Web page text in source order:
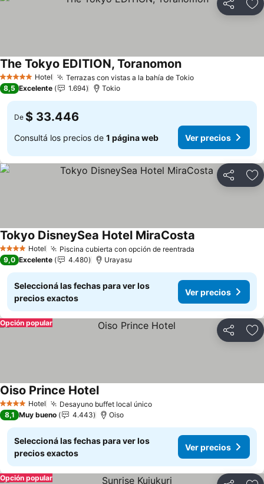
Compartir
5 Estrellas Hotel Terrazas con vistas a la bahía de Tokio
The Tokyo EDITION, Toranomon
8,5 Excelente 1.694 Tokio
De $ 33.446
Consultá los precios de 1 página web Ver precios
Compartir
4 EstrellasHotel Piscina cubierta con opción de reentrada
Tokyo DisneySea Hotel MiraCosta
9,0 Excelente 4.480 Urayasu
Seleccioná las fechas para ver los
precios exactos
Ver precios
Compartir
Opción popular
4 EstrellasHotel Desayuno buffet local único
Oiso Prince Hotel
8,1 Muy bueno 4.443 Oiso
Seleccioná las fechas para ver los
precios exactos
Ver precios
Opción popular